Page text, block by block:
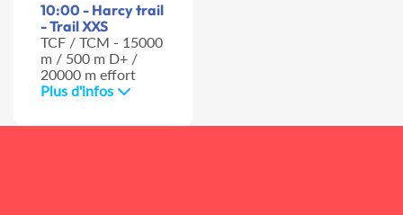
10:00 - Harcy trail
- Trail XXS
TCF / TCM - 15000
m / 500 m D+ /
20000 m effort
Plus d'infos